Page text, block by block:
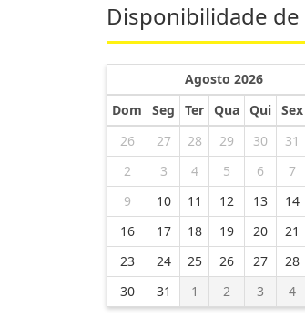
Disponibilidade de
Agosto 2026
Dom
Seg Ter Qua Qui Sex
26
27 28 29 30 31
2
3 4 5 6 7
9
10 11 12 13 14
16
17 18 19 20 21
23
24 25 26 27 28
30
31 1 2 3 4